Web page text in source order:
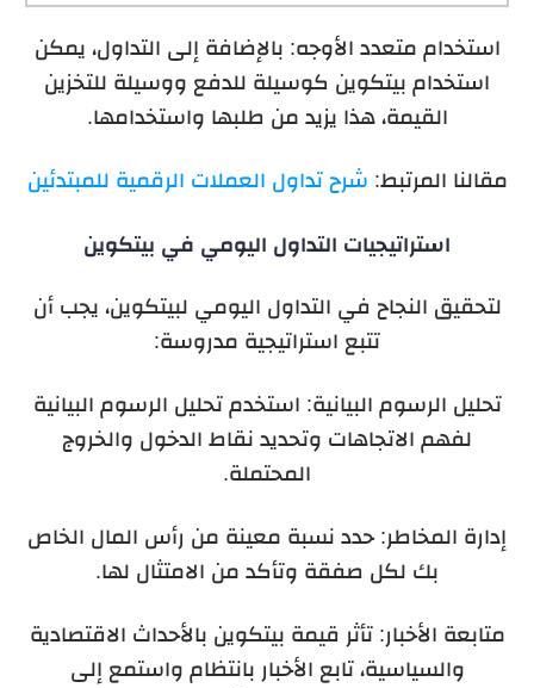
استخدام متعدد الأوجه: بالإضافة إلى التداول، يمكن
استخدام بيتكوين كوسيلة للدفع ووسيلة للتخزين
القيمة، هذا يزيد من طلبها واستخدامها.
مقالنا المرتبط: شرح تداول العملات الرقمية للمبتدئين
استراتيجيات التداول اليومي في بيتكوين
لتحقيق النجاح في التداول اليومي لبيتكوين، يجب أن
تتبع استراتيجية مدروسة:
تحليل الرسوم البيانية: استخدم تحليل الرسوم البيانية
لفهم الاتجاهات وتحديد نقاط الدخول والخروج
المحتملة.
إدارة المخاطر: حدد نسبة معينة من رأس المال الخاص
بك لكل صفقة وتأكد من الامتثال لها.
متابعة الأخبار: تأثر قيمة بيتكوين بالأحداث الاقتصادية
والسياسية، تابع الأخبار بانتظام واستمع إلى